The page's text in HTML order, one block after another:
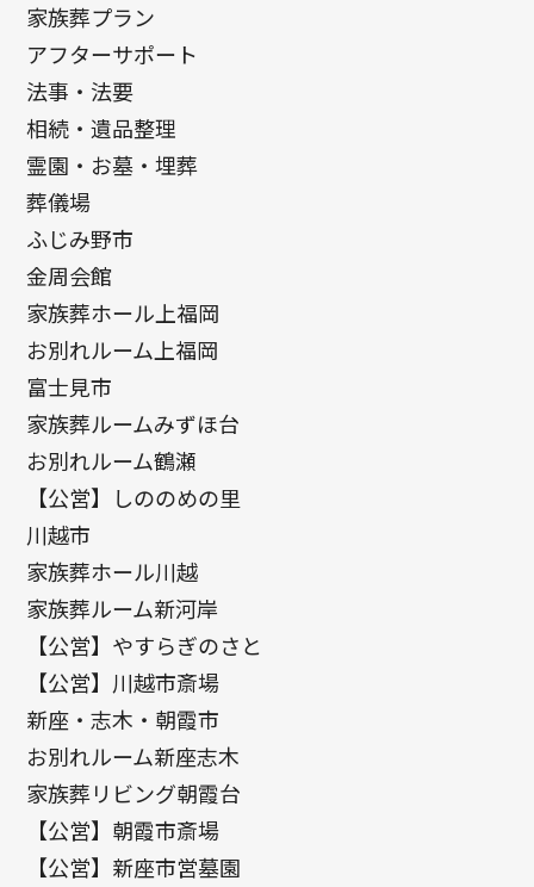
家族葬プラン
アフターサポート
法事・法要
相続・遺品整理
霊園・お墓・埋葬
葬儀場
ふじみ野市
金周会館
家族葬ホール上福岡
お別れルーム上福岡
富士見市
家族葬ルームみずほ台
お別れルーム鶴瀬
【公営】しののめの里
川越市
家族葬ホール川越
家族葬ルーム新河岸
【公営】やすらぎのさと
【公営】川越市斎場
新座・志木・朝霞市
お別れルーム新座志木
家族葬リビング朝霞台
【公営】朝霞市斎場
【公営】新座市営墓園